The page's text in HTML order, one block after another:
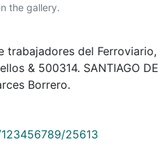
the gallery.
trabajadores del Ferroviario,
& 500314. SANTIAGO DE
Borrero.
25613